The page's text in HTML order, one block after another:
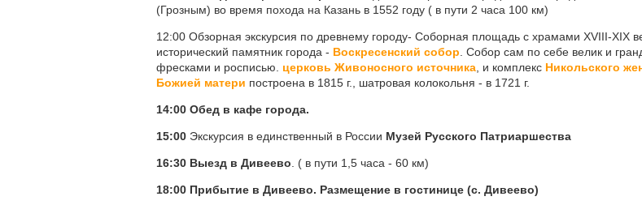
(Грозным) во время похода на Казань в 1552 году ( в пути 2 часа 100 км)
12:00 Обзорная экскурсия по древнему городу- Соборная площадь с храмами XVIII-XIX
исторический памятник города - Воскресенский собор . Собор сам по себе велик и
фресками и росписью. церковь Живоносного источника , и комплекс Никольского
Божией матери построена в 1815 г., шатровая колокольня - в 1721 г.
14:00 Обед в кафе города.
15:00 Экскурсия в единственный в России Музей Русского Патриаршества
16:30 Выезд в Дивеево . ( в пути 1,5 часа - 60 км)
18:00 Прибытие в Дивеево. Размещение в гостинице (с. Дивеево)